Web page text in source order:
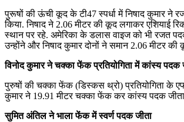
पुरूषों की ऊंची कूद के टी47 स्पर्धा में निषाद कुमार ने
किया. निषाद ने 2.06 मीटर की कूद लगाकर एशियाई
स्थान पर रहे. अमेरिका के डलास वाइज को भी रजत
उन्होंने और निषाद कुमार दोनों ने समान 2.06 मीटर की
विनोद कुमार ने चक्‍का फेंक प्रतियोगिता में कांस्‍य पदक
पुरुषों की चक्‍का फेंक (डिस्कस थ्रो) प्रतियोगिता के
कुमार ने 19.91 मीटर चक्‍का फेंक कर कांस्‍य पदक
सुमित अंतिल ने भाला फेंक में स्‍वर्ण पदक जीता